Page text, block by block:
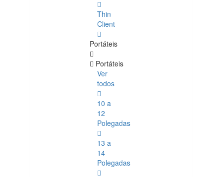
Thin
Client
Portáteis
Portáteis
Ver
todos
10 a
12
Polegadas
13 a
14
Polegadas